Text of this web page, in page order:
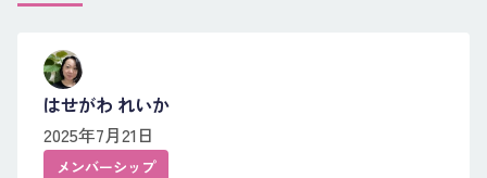
はせがわ れいか
2025年7月21日
メンバーシップ